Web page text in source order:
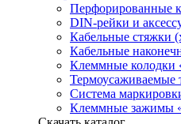
Перфорированные
DIN-рейки и
Кабельные стяжки
Кабельные
Клеммные колодки
Термоусаживаемые
Система
Клеммные зажимы